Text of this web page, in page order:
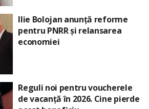
Ilie Bolojan anunță reforme
pentru PNRR și relansarea
economiei
Reguli noi pentru voucherele
de vacanță în 2026. Cine pierde